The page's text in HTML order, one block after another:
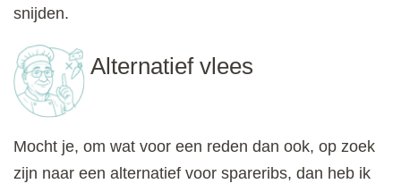
snijden.
Alternatief vlees
Mocht je, om wat voor een reden dan ook, op zoek
zijn naar een alternatief voor spareribs, dan heb ik